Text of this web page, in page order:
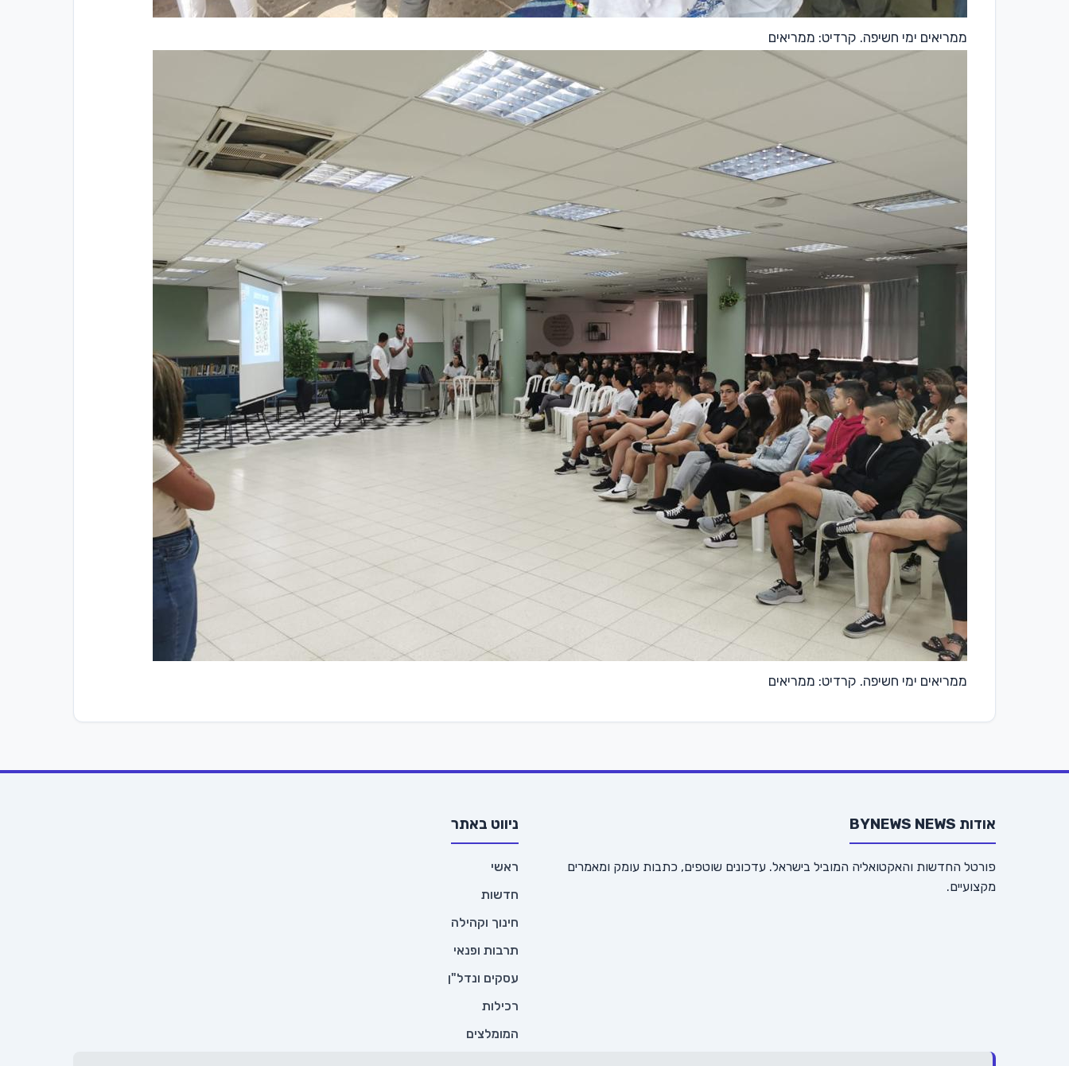
ממריאים ימי חשיפה. קרדיט: ממריאים
ממריאים ימי חשיפה. קרדיט: ממריאים
אודות BYNEWS NEWS
פורטל החדשות והאקטואליה המוביל בישראל. עדכונים שוטפים, כתבות עומק ומאמרים
מקצועיים.
ניווט באתר
ראשי
חדשות
חינוך וקהילה
תרבות ופנאי
עסקים ונדל"ן
רכילות
המומלצים